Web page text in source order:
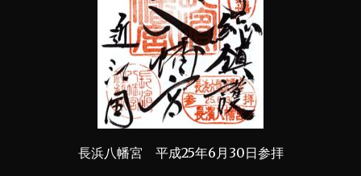
長浜八幡宮 平成25年6月30日参拝